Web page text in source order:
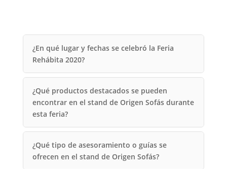
¿En qué lugar y fechas se celebró la Feria
Rehábita 2020?
¿Qué productos destacados se pueden
encontrar en el stand de Origen Sofás durante
esta feria?
¿Qué tipo de asesoramiento o guías se
ofrecen en el stand de Origen Sofás?